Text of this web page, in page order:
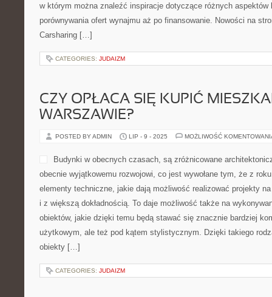
w którym można znaleźć inspiracje dotyczące różnych aspektów
porównywania ofert wynajmu aż po finansowanie. Nowości na
Carsharing […]
CATEGORIES: JUDAIZM
CZY OPŁACA SIĘ KUPIĆ
WARSZAWIE?
POSTED BY ADMIN LIP - 9 - 2025 MOŻLIWOŚĆ
Budynki w obecnych czasach, są zróżnicowane
obecnie wyjątkowemu rozwojowi, co jest wywołane tym, że z
elementy techniczne, jakie dają możliwość realizować projekty
i z większą dokładnością. To daje możliwość także na
obiektów, jakie dzięki temu będą stawać się znacznie bardziej
użytkowym, ale też pod kątem stylistycznym. Dzięki takiego
obiekty […]
CATEGORIES: JUDAIZM